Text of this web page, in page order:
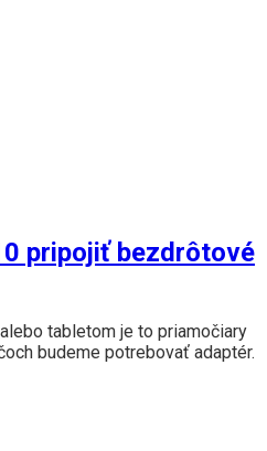
pripojiť bezdrôtové
tabletom je to priamočiary
budeme potrebovať adaptér.